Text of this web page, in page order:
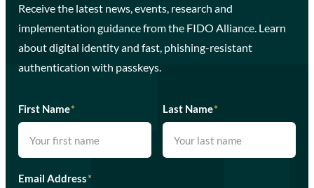
Receive the latest news, events, research and
implementation guidance from the FIDO Alliance. Learn
about digital identity and fast, phishing-resistant
authentication with passkeys.
First Name* Last Name*
Email Address*